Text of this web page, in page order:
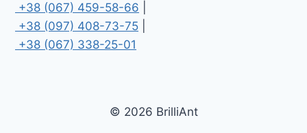
+38 (067) 459-58-66
+38 (097) 408-73-75
+38 (067) 338-25-01
© 2026 BrilliAnt